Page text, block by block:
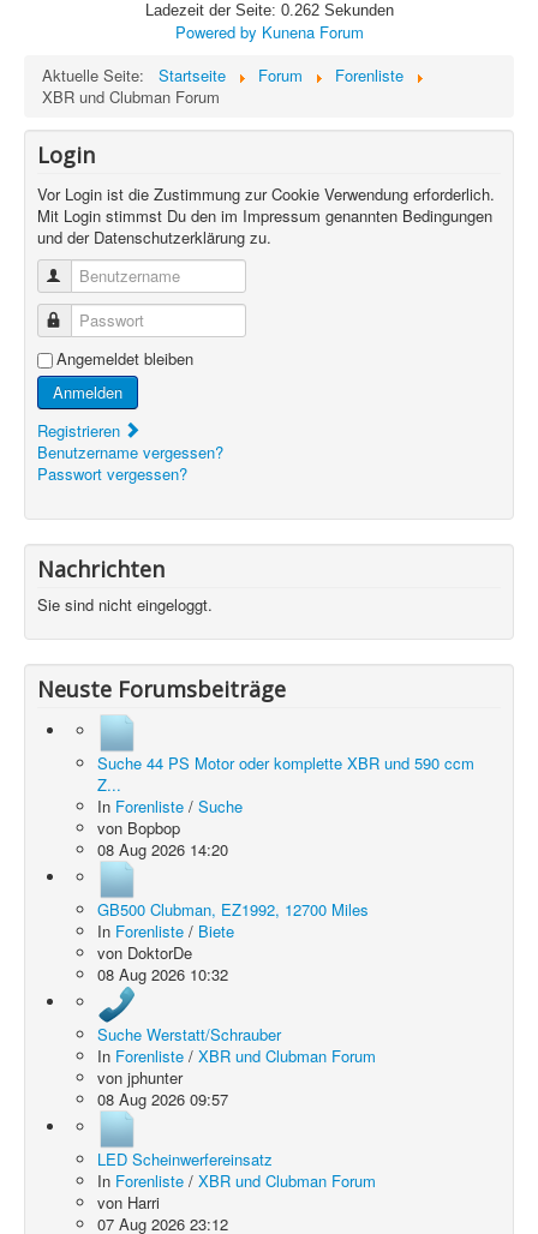
Ladezeit der Seite: 0.262 Sekunden
Powered by Kunena Forum
Aktuelle Seite:
Startseite Forum
Forenliste
XBR und Clubman Forum
Login
Vor Login ist die Zustimmung zur Cookie Verwendung erforderlich.
Mit Login stimmst Du den im Impressum genannten Bedingungen
und der Datenschutzerklärung zu.
Benutzername
Passwort
Angemeldet bleiben
Anmelden
Registrieren
Benutzername vergessen?
Passwort vergessen?
Nachrichten
Sie sind nicht eingeloggt.
Neuste Forumsbeiträge
Suche 44 PS Motor oder komplette XBR und 590 ccm
Z...
In Forenliste / Suche
von Bopbop
08 Aug 2026 14:20
GB500 Clubman, EZ1992, 12700 Miles
In Forenliste / Biete
von DoktorDe
08 Aug 2026 10:32
Suche Werstatt/Schrauber
In Forenliste / XBR und Clubman Forum
von jphunter
08 Aug 2026 09:57
LED Scheinwerfereinsatz
In Forenliste / XBR und Clubman Forum
von Harri
07 Aug 2026 23:12